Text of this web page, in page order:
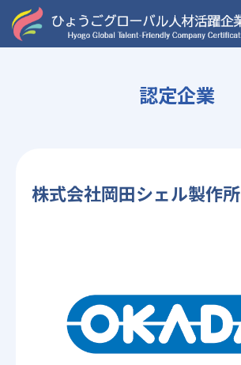
TOP > 製造業 > 株式会社岡田シェル製作所
認定企業
株式会社岡田シェル製作所